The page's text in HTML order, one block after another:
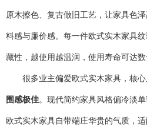
原木擦色、复古做旧工艺，让家具色
料感与廉价感。每一件欧式实木家具
藏性，越使用越温润，使用寿命可达数
很多业主偏爱欧式实木家具，核
围感极佳。现代简约家具风格偏冷淡
欧式实木家具自带端庄华贵的气质，